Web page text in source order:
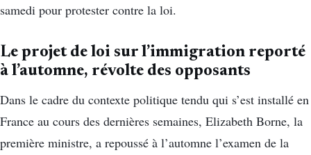
samedi pour protester contre la loi.
Le projet de loi sur l’immigration reporté
à l’automne, révolte des opposants
Dans le cadre du contexte politique tendu qui s’est installé en
France au cours des dernières semaines, Elizabeth Borne, la
première ministre, a repoussé à l’automne l’examen de la